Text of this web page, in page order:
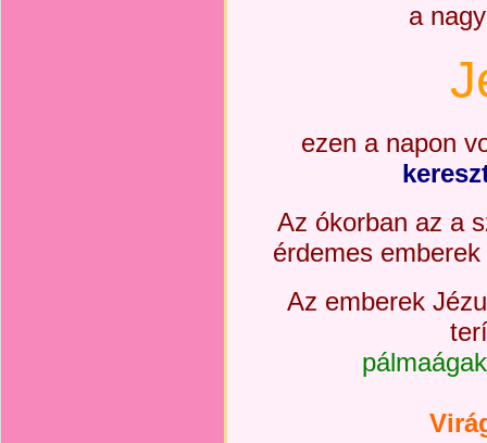
a
ezen a napon
Az ókorban az a
érdemes
Az emberek